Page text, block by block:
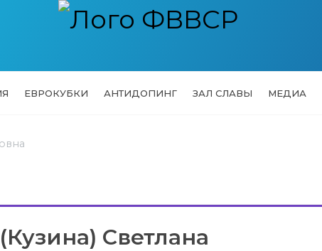
ЕВРОКУБКИ АНТИДОПИНГ ЗАЛ СЛАВЫ МЕДИА
Светлана